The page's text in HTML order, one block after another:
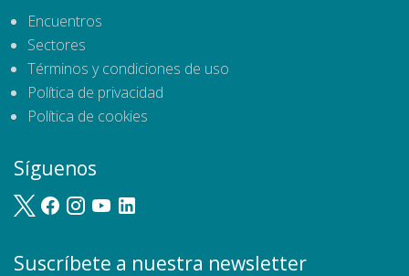
Encuentros
Sectores
Términos y condiciones de uso
Política de privacidad
Política de cookies
Síguenos
Suscríbete a nuestra newsletter